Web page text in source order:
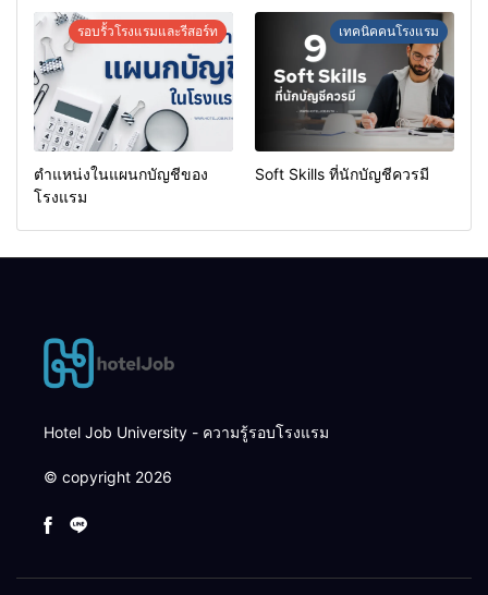
รอบรั้วโรงแรมและรีสอร์ท
ตำแหน่งในแผนกบัญชีของ
โรงแรม
เทคนิคคนโรงแรม
Soft Skills ที่นักบัญชีควรมี
Hotel Job University - ความรู้รอบโรงแรม
© copyright 2026